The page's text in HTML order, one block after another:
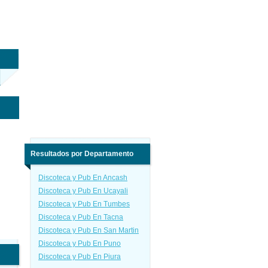
Resultados por Departamento
Discoteca y Pub En Ancash
Discoteca y Pub En Ucayali
Discoteca y Pub En Tumbes
Discoteca y Pub En Tacna
Discoteca y Pub En San Martin
Discoteca y Pub En Puno
Discoteca y Pub En Piura